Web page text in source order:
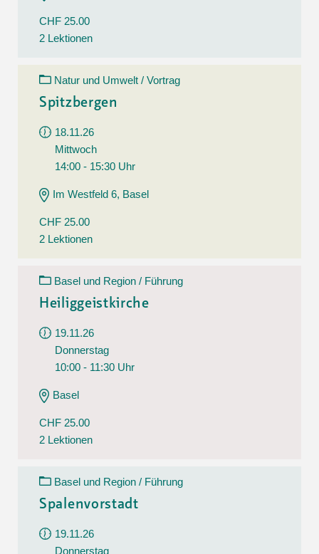
CHF 25.00
2 Lektionen
Natur und Umwelt / Vortrag
Spitzbergen
18.11.26
Mittwoch
14:00 - 15:30 Uhr
Im Westfeld 6, Basel
CHF 25.00
2 Lektionen
Basel und Region / Führung
Heiliggeistkirche
19.11.26
Donnerstag
10:00 - 11:30 Uhr
Basel
CHF 25.00
2 Lektionen
Basel und Region / Führung
Spalenvorstadt
19.11.26
Donnerstag